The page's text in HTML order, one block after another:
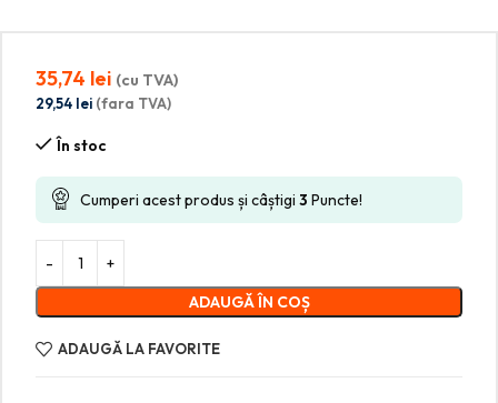
35,74 lei (cu TVA)
29,54 lei (fara TVA)
În stoc
Cumperi acest produs și câștigi 3 Puncte!
ADAUGĂ ÎN COȘ
ADAUGĂ LA FAVORITE